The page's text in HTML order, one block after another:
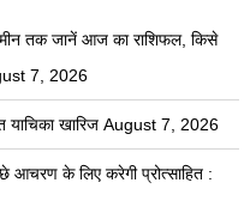
तक जानें आज का राशिफल, किसे
7, 2026
याचिका खारिज August 7, 2026
आचरण के लिए करेगी प्रोत्साहित :